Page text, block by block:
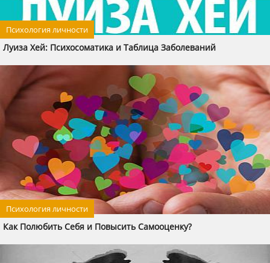
Психология личности
Луиза Хей: Психосоматика и Таблица Заболеваний
Психология личности
Как Полюбить Себя и Повысить Самооценку?